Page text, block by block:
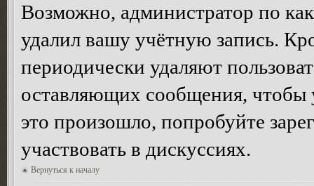
Возможно, администратор по
удалил вашу учётную запись.
периодически удаляют
оставляющих сообщения, чтобы
это произошло, попробуйте
участвовать в дискуссиях.
Вернуться к началу